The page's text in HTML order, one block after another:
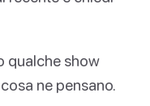
qualche show
ne pensano.